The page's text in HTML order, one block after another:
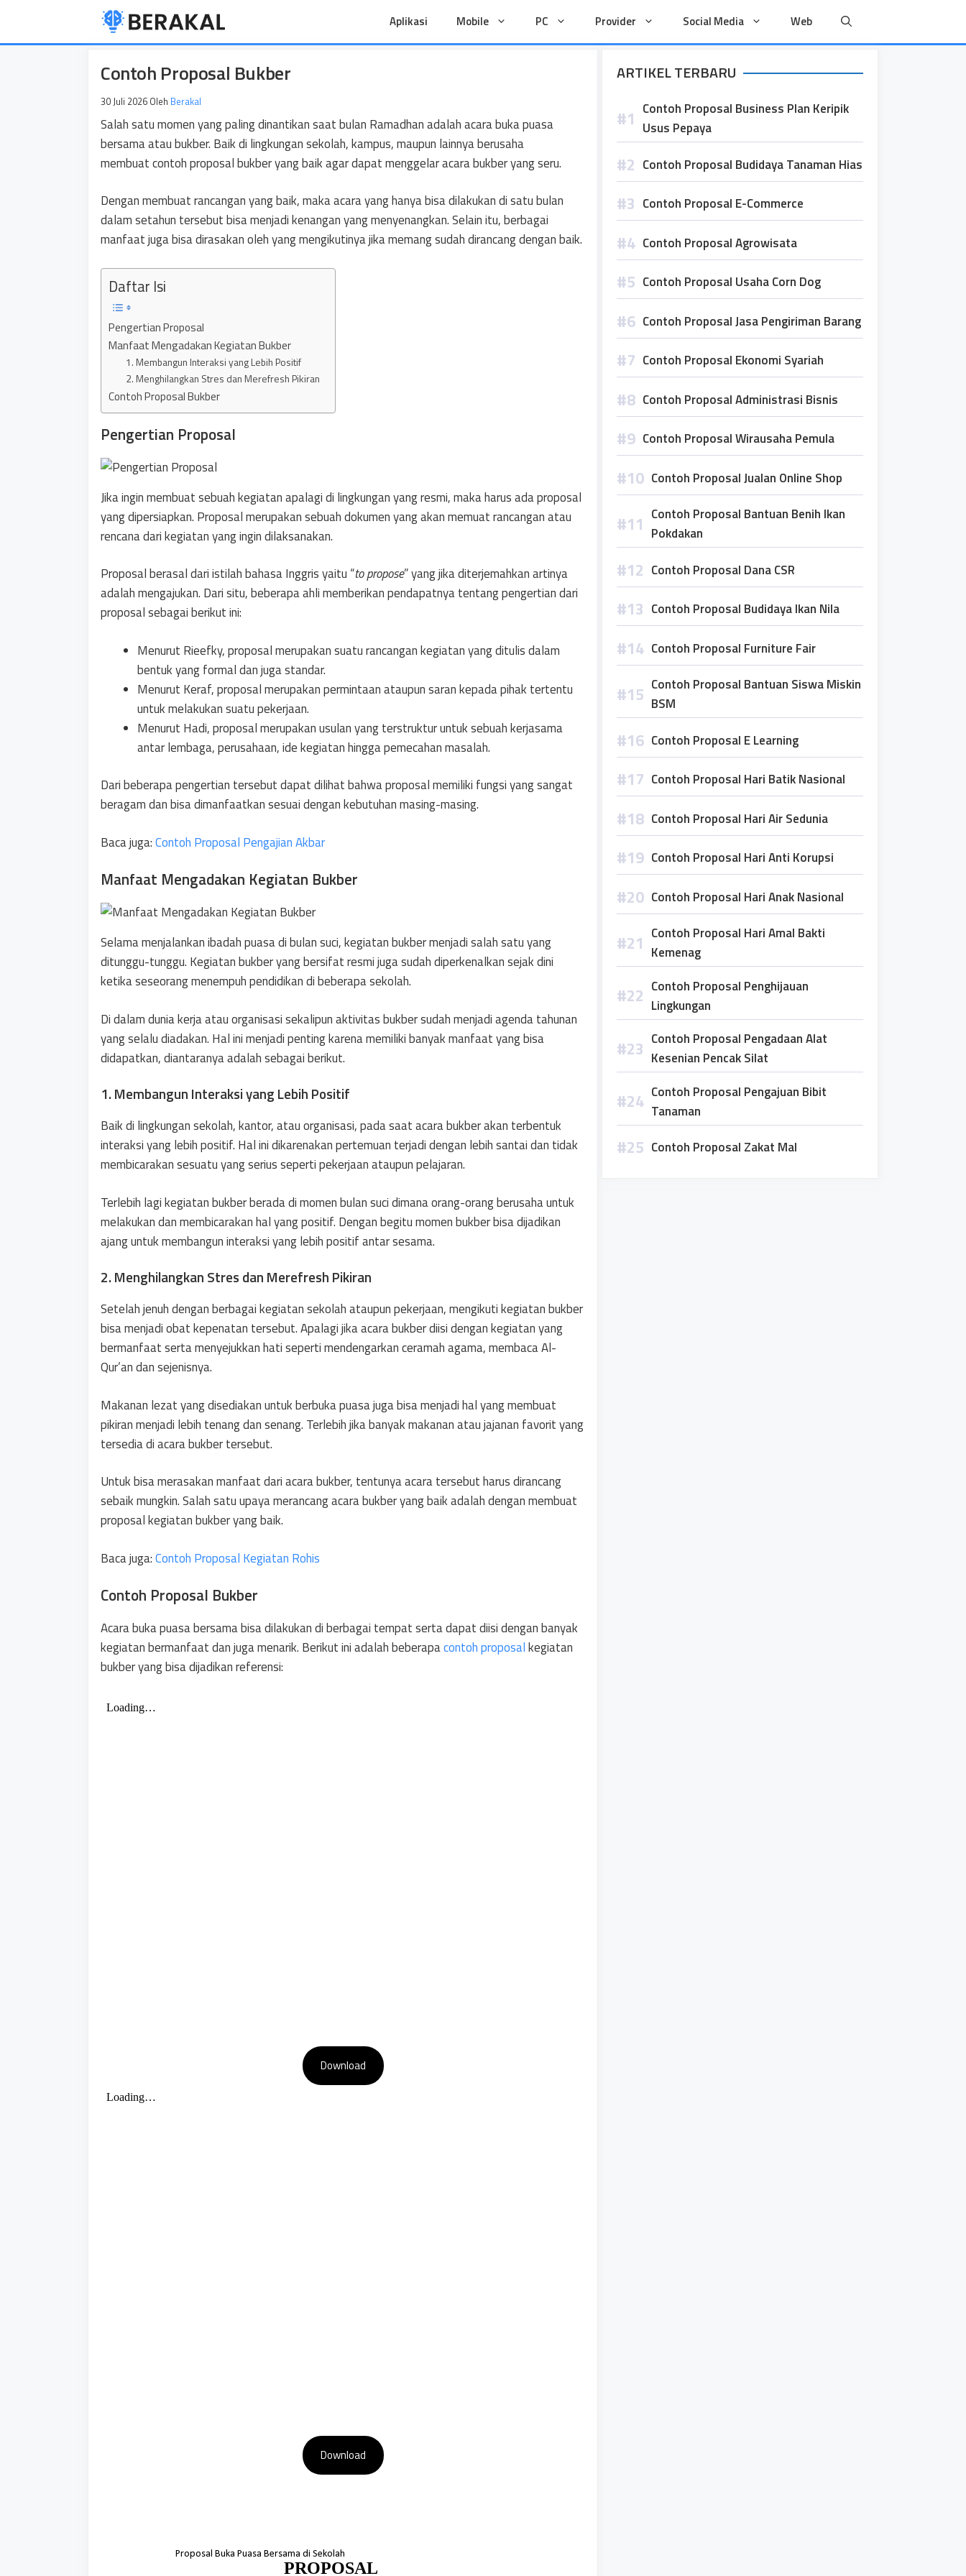
isi
Aplikasi Mobile PC Provider Social Media Web
Contoh Proposal Bukber
30 Juli 2026 Oleh Berakal
Salah satu momen yang paling dinantikan saat bulan Ramadhan adalah acara buka puasa
bersama atau bukber. Baik di lingkungan sekolah, kampus, maupun lainnya berusaha
membuat contoh proposal bukber yang baik agar dapat menggelar acara bukber yang seru.
Dengan membuat rancangan yang baik, maka acara yang hanya bisa dilakukan di satu bulan
dalam setahun tersebut bisa menjadi kenangan yang menyenangkan. Selain itu, berbagai
manfaat juga bisa dirasakan oleh yang mengikutinya jika memang sudah dirancang dengan baik.
Daftar Isi
Pengertian Proposal
Manfaat Mengadakan Kegiatan Bukber
1. Membangun Interaksi yang Lebih Positif
2. Menghilangkan Stres dan Merefresh Pikiran
Contoh Proposal Bukber
Pengertian Proposal
Jika ingin membuat sebuah kegiatan apalagi di lingkungan yang resmi, maka harus ada proposal
yang dipersiapkan. Proposal merupakan sebuah dokumen yang akan memuat rancangan atau
rencana dari kegiatan yang ingin dilaksanakan.
Proposal berasal dari istilah bahasa Inggris yaitu “to propose” yang jika diterjemahkan artinya
adalah mengajukan. Dari situ, beberapa ahli memberikan pendapatnya tentang pengertian dari
proposal sebagai berikut ini:
Menurut Rieefky, proposal merupakan suatu rancangan kegiatan yang ditulis dalam
bentuk yang formal dan juga standar.
Menurut Keraf, proposal merupakan permintaan ataupun saran kepada pihak tertentu
untuk melakukan suatu pekerjaan.
Menurut Hadi, proposal merupakan usulan yang terstruktur untuk sebuah kerjasama
antar lembaga, perusahaan, ide kegiatan hingga pemecahan masalah.
Dari beberapa pengertian tersebut dapat dilihat bahwa proposal memiliki fungsi yang sangat
beragam dan bisa dimanfaatkan sesuai dengan kebutuhan masing-masing.
Baca juga:Contoh Proposal Pengajian Akbar
Manfaat Mengadakan Kegiatan Bukber
Selama menjalankan ibadah puasa di bulan suci, kegiatan bukber menjadi salah satu yang
ditunggu-tunggu. Kegiatan bukber yang bersifat resmi juga sudah diperkenalkan sejak dini
ketika seseorang menempuh pendidikan di beberapa sekolah.
Di dalam dunia kerja atau organisasi sekalipun aktivitas bukber sudah menjadi agenda tahunan
yang selalu diadakan. Hal ini menjadi penting karena memiliki banyak manfaat yang bisa
didapatkan, diantaranya adalah sebagai berikut.
1. Membangun Interaksi yang Lebih Positif
Baik di lingkungan sekolah, kantor, atau organisasi, pada saat acara bukber akan terbentuk
interaksi yang lebih positif. Hal ini dikarenakan pertemuan terjadi dengan lebih santai dan tidak
membicarakan sesuatu yang serius seperti pekerjaan ataupun pelajaran.
Terlebih lagi kegiatan bukber berada di momen bulan suci dimana orang-orang berusaha untuk
melakukan dan membicarakan hal yang positif. Dengan begitu momen bukber bisa dijadikan
ajang untuk membangun interaksi yang lebih positif antar sesama.
2. Menghilangkan Stres dan Merefresh Pikiran
Setelah jenuh dengan berbagai kegiatan sekolah ataupun pekerjaan, mengikuti kegiatan bukber
bisa menjadi obat kepenatan tersebut. Apalagi jika acara bukber diisi dengan kegiatan yang
bermanfaat serta menyejukkan hati seperti mendengarkan ceramah agama, membaca Al-
Qur’an dan sejenisnya.
Makanan lezat yang disediakan untuk berbuka puasa juga bisa menjadi hal yang membuat
pikiran menjadi lebih tenang dan senang. Terlebih jika banyak makanan atau jajanan favorit yang
tersedia di acara bukber tersebut.
Untuk bisa merasakan manfaat dari acara bukber, tentunya acara tersebut harus dirancang
sebaik mungkin. Salah satu upaya merancang acara bukber yang baik adalah dengan membuat
proposal kegiatan bukber yang baik.
Baca juga:Contoh Proposal Kegiatan Rohis
Contoh Proposal Bukber
Acara buka puasa bersama bisa dilakukan di berbagai tempat serta dapat diisi dengan banyak
kegiatan bermanfaat dan juga menarik. Berikut ini adalah beberapacontoh proposalkegiatan
bukber yang bisa dijadikan referensi:
Download
Download
ARTIKEL TERBARU
Contoh Proposal Business Plan Keripik
Usus Pepaya
Contoh Proposal Budidaya Tanaman Hias
Contoh Proposal E-Commerce
Contoh Proposal Agrowisata
Contoh Proposal Usaha Corn Dog
Contoh Proposal Jasa Pengiriman Barang
Contoh Proposal Ekonomi Syariah
Contoh Proposal Administrasi Bisnis
Contoh Proposal Wirausaha Pemula
Contoh Proposal Jualan Online Shop
Contoh Proposal Bantuan Benih Ikan
Pokdakan
Contoh Proposal Dana CSR
Contoh Proposal Budidaya Ikan Nila
Contoh Proposal Furniture Fair
Contoh Proposal Bantuan Siswa Miskin
BSM
Contoh Proposal E Learning
Contoh Proposal Hari Batik Nasional
Contoh Proposal Hari Air Sedunia
Contoh Proposal Hari Anti Korupsi
Contoh Proposal Hari Anak Nasional
Contoh Proposal Hari Amal Bakti
Kemenag
Contoh Proposal Penghijauan
Lingkungan
Contoh Proposal Pengadaan Alat
Kesenian Pencak Silat
Contoh Proposal Pengajuan Bibit
Tanaman
Contoh Proposal Zakat Mal